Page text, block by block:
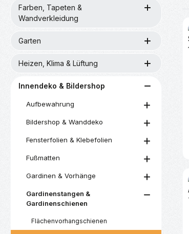
Farben, Tapeten &
Wandverkleidung
Garten
Heizen, Klima & Lüftung
Innendeko & Bildershop
Aufbewahrung
Bildershop & Wanddeko
Fensterfolien & Klebefolien
Fußmatten
Gardinen & Vorhänge
Gardinenstangen &
Gardinenschienen
Flächenvorhangschienen